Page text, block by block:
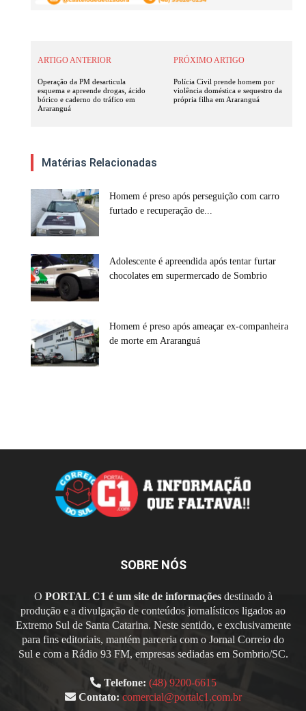
ARTIGO ANTERIOR
Operação da PM desarticula
esquema e apreende drogas, ácido
bórico e caderno do tráfico em
Araranguá
PRÓXIMO ARTIGO
Polícia Civil prende homem por
violência doméstica e sequestro da
própria filha em Araranguá
Matérias Relacionadas
Homem é preso após perseguição com carro
furtado e recuperação de...
Adolescente é apreendida após tentar furtar
chocolates em supermercado de Sombrio
Homem é preso após ameaçar ex-companheira
de morte em Araranguá
SOBRE NÓS
O PORTAL C1 é um site de informaçõesdestinado à
produção e a divulgação de conteúdos jornalísticos ligados ao
Extremo Sul de Santa Catarina. Neste sentido, e exclusivamente
para fins editoriais, mantém parceria com o Jornal Correio do
Sul e com a Rádio 93 FM, empresas sediadas em Sombrio/SC.
Telefone: (48) 9200-6615
Contato: comercial@portalc1.com.br